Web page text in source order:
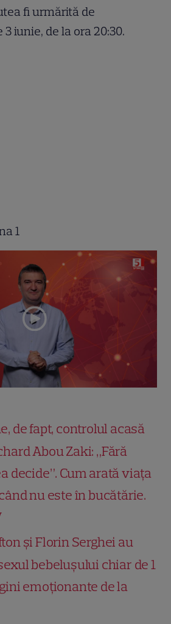
fi urmărită de
iunie, de la ora 20:30.
1
de fapt, controlul acasă
Abou Zaki: „Fără
decide”. Cum arată viața
nu este în bucătărie.
și Florin Serghei au
bebelușului chiar de 1
emoționante de la